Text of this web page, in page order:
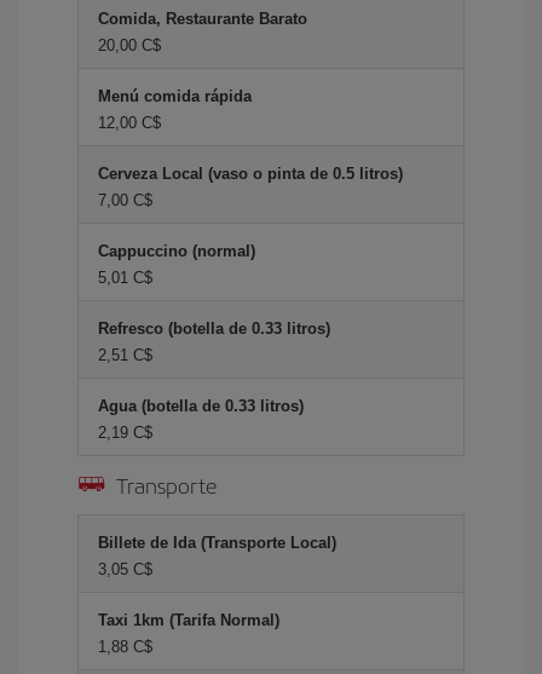
Comida, Restaurante Barato
20,00 C$
Menú comida rápida
12,00 C$
Cerveza Local (vaso o pinta de 0.5 litros)
7,00 C$
Cappuccino (normal)
5,01 C$
Refresco (botella de 0.33 litros)
2,51 C$
Agua (botella de 0.33 litros)
2,19 C$
Transporte
Billete de Ida (Transporte Local)
3,05 C$
Taxi 1km (Tarifa Normal)
1,88 C$